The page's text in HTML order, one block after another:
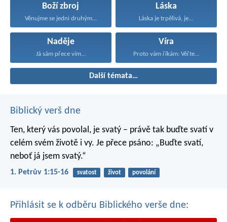
Boží zbroj
Věnujme se jedni druhým...
Láska
Láska je trpělivá, je...
Naděje
Já sám přece vím...
Víra
Proto vám říkám: Věřte...
Další témata…
Biblický verš dne
Ten, který vás povolal, je svatý – právě tak buďte svatí v
celém svém životě i vy. Je přece psáno: „Buďte svatí,
neboť já jsem svatý.“
1. Petrův 1:15-16 svatost život povolání
Přihlásit se k odběru Biblického verše dne: